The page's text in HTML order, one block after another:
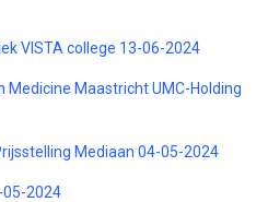
VISTA college 13-06-2024
Maastricht UMC-Holding
Mediaan 04-05-2024
05-2024